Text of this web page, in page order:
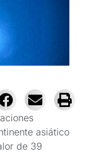
asiático
de 39